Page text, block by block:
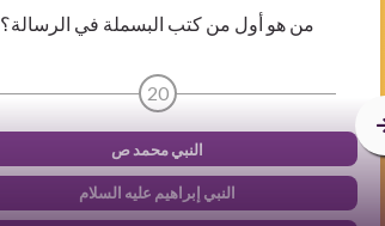
من هو أول من كتب البسملة في الرسالة؟
20
النبي محمد ص
النبي إبراهيم عليه السلام